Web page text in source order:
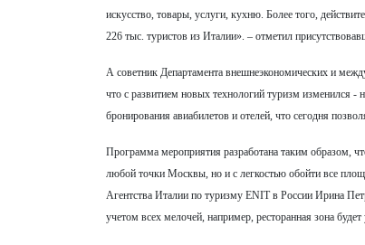
искусство, товары, услуги, кухню. Более того,
226 тыс. туристов из Италии». – отметил
А советник Департамента внешнеэкономических и
что с развитием новых технологий туризм изменился
бронирования авиабилетов и отелей, что сегодня
Программа мероприятия разработана таким образом,
любой точки Москвы, но и с легкостью обойти все
Агентства Италии по туризму ENIT в России Ирина
учетом всех мелочей, например, ресторанная зона